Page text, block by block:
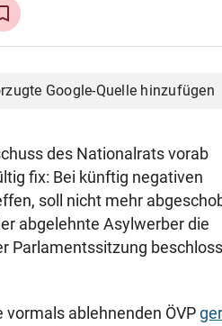
Google-Quelle hinzufügen
des Nationalrats vorab
fix: Bei künftig negativen
soll nicht mehr
abgelehnte Asylwerber die
Parlamentssitzung
vormals ablehnenden ÖVP